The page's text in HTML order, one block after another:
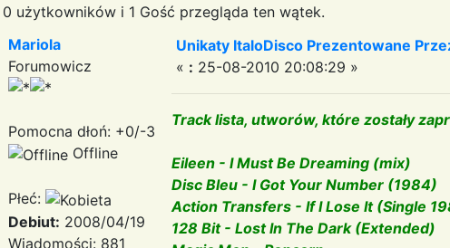
0 użytkowników i 1 Gość przegląda ten wątek.
Mariola
Forumowicz
Pomocna dłoń: +0/-3
Offline
Płeć:
Debiut: 2008/04/19
Wiadomości: 881
Unikaty ItaloDisco Prezentowane
« : 25-08-2010 20:08:29 »
Track lista, utworów, które zostały
Eileen - I Must Be Dreaming (mix)
Disc Bleu - I Got Your Number (1984)
Action Transfers - If I Lose It (Single
128 Bit - Lost In The Dark (Extended)